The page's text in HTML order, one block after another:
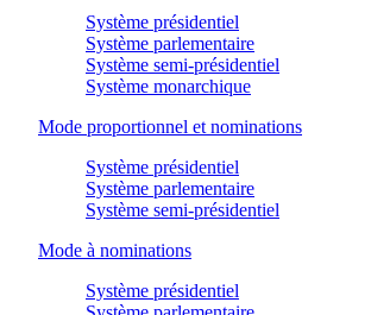
Système présidentiel
Système parlementaire
Système semi-présidentiel
Système monarchique
Mode proportionnel et nominations
Système présidentiel
Système parlementaire
Système semi-présidentiel
Mode à nominations
Système présidentiel